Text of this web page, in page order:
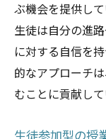
ぶ機会を提供し
生徒は自分の進
に対する自信を
的なアプローチ
むことに貢献して